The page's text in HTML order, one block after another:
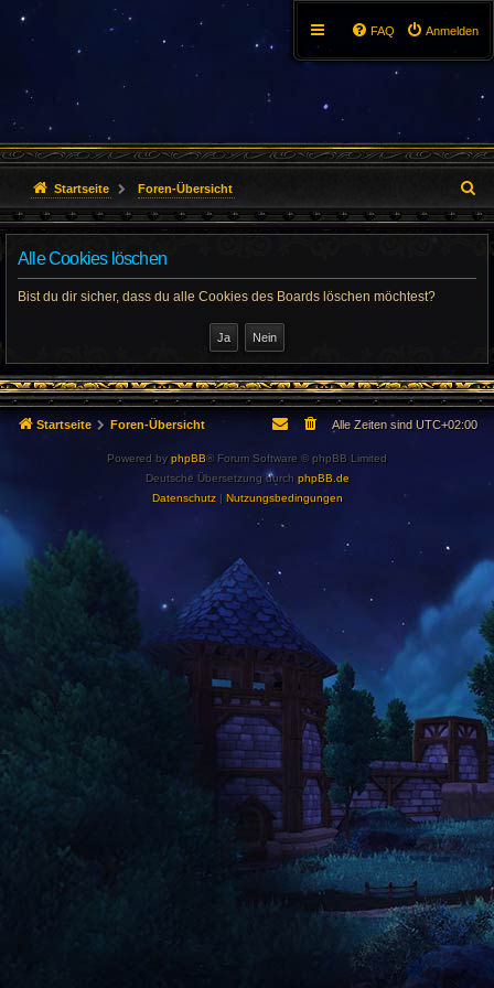
Anmelden
FAQ
Startseite Foren-Übersicht
u
Alle Cookies löschen
Bist du dir sicher, dass du alle Cookies des Boards löschen möchtest?
Startseite Foren-Übersicht Alle Zeiten sind UTC+02:00
Powered byphpBB® Forum Software © phpBB Limited
Deutsche Übersetzung durch phpBB.de
Datenschutz| Nutzungsbedingungen